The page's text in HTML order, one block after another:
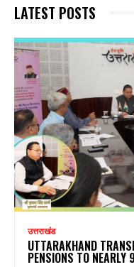
LATEST POSTS
उत्तराखंड
UTTARAKHAND
PENSIONS TO NEARLY